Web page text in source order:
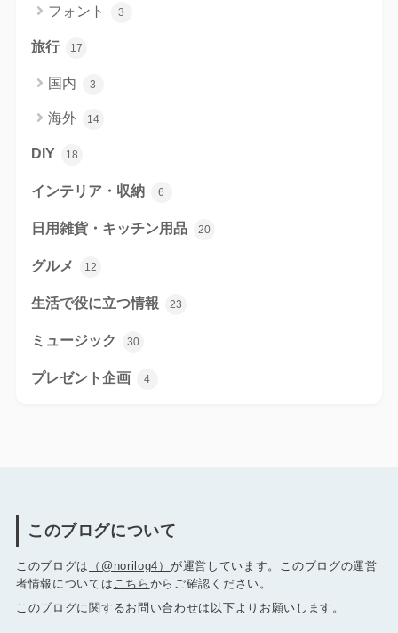
フォント 3
旅行 17
国内 3
海外 14
DIY 18
インテリア・収納 6
日用雑貨・キッチン用品 20
グルメ 12
生活で役に立つ情報 23
ミュージック 30
プレゼント企画 4
このブログについて
このブログは （@norilog4） が運営しています。このブログの運営
者情報については こちら からご確認ください。
このブログに関するお問い合わせは以下よりお願いします。